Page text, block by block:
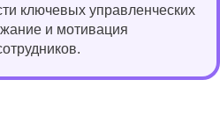
ключевых управленческих
и мотивация